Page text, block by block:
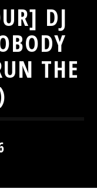
DJ
THE